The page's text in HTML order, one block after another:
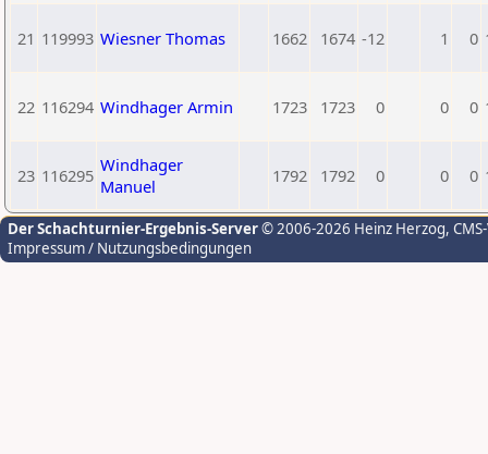
21 119993 Wiesner Thomas 1662 1674 -12 1 0
22 116294 Windhager Armin 1723 1723 0 0 0
23 116295 Windhager
Manuel
1792 1792 0 0 0
Der Schachturnier-Ergebnis-Server© 2006-2026 Heinz Herzog,
Impressum / Nutzungsbedingungen